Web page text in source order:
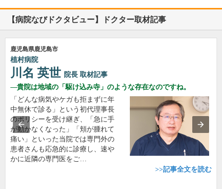
【病院なびドクタビュー】ドクター取材記事
鹿児島県鹿児島市
植村病院
川名 英世 院長 取材記事
貴院は地域の「駆け込み寺」のような存在なのですね。
「どんな病気やケガも拒まずに年
中無休で診る」という初代理事長
のポリシーを受け継ぎ、「急に手
が動かなくなった」「頬が腫れて
痛い」といった当院では専門外の
患者さんも応急的に診療し、速や
かに近隣の専門医をご…
>>記事全文を読む